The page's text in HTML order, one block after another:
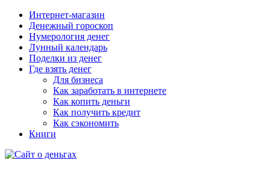
Интернет-магазин
Денежный гороскоп
Нумерология денег
Лунный календарь
Поделки из денег
Где взять денег
Для бизнеса
Как заработать в интернете
Как копить деньги
Как получить кредит
Как сэкономить
Книги